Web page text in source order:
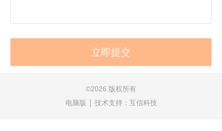
©2026 版权所有
电脑版
技术支持： 互信科技